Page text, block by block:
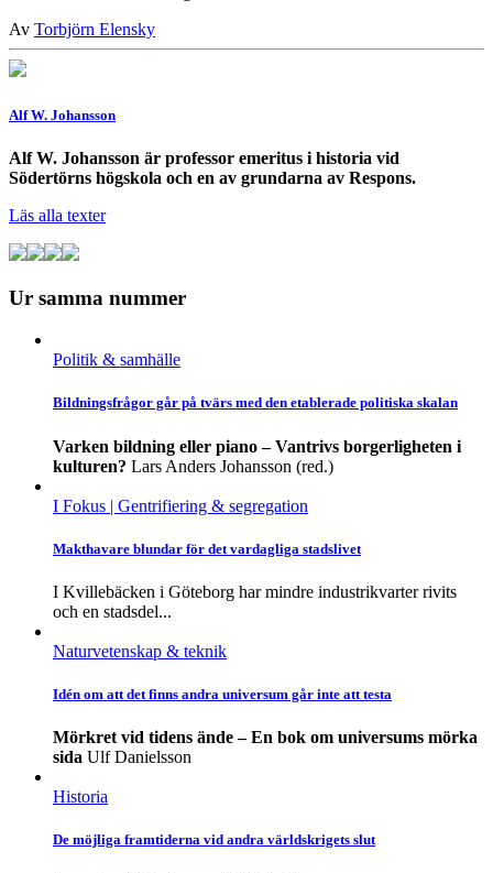
Av Torbjörn Elensky
Alf W. Johansson
Alf W. Johansson är professor emeritus i historia vid
Södertörns högskola och en av grundarna av Respons.
Läs alla texter
Ur samma nummer
Politik & samhälle
Bildningsfrågor går på tvärs med den etablerade politiska skalan
Varken bildning eller piano – Vantrivs borgerligheten i
kulturen? Lars Anders Johansson (red.)
I Fokus | Gentrifiering & segregation
Makthavare blundar för det vardagliga stadslivet
I Kvillebäcken i Göteborg har mindre industrikvarter rivits
och en stadsdel...
Naturvetenskap & teknik
Idén om att det finns andra universum går inte att testa
Mörkret vid tidens ände – En bok om universums mörka
sida Ulf Danielsson
Historia
De möjliga framtiderna vid andra världskrigets slut